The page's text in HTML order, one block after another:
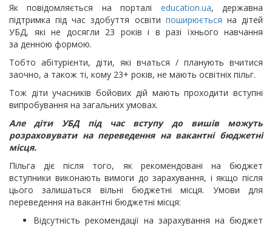
Як повідомляється на порталі education.ua, державна
підтримка під час здобуття освіти поширюється на дітей
УБД, які не досягли 23 років і в разі їхнього навчання
за денною формою.
Тобто абітурієнти, діти, які вчаться / планують вчитися
заочно, а також ті, кому 23+ років, не мають освітніх пільг.
Тож діти учасників бойових дій мають проходити вступні
випробування на загальних умовах.
Але діти УБД під час вступу до вишів можуть
розраховувати на переведення на вакантні бюджетні
місця.
Пільга діє після того, як рекомендовані на бюджет
вступники виконають вимоги до зарахування, і якщо після
цього залишаться вільні бюджетні місця. Умови для
переведення на вакантні бюджетні місця:
Відсутність рекомендації на зарахування на бюджет